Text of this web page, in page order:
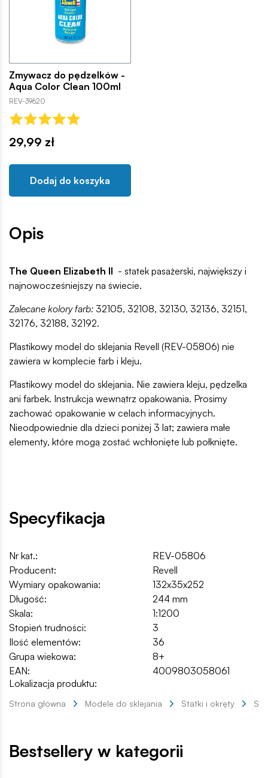
Zmywacz do pędzelków -
Aqua Color Clean 100ml
REV-39620
29,99 zł
Dodaj do koszyka
Opis
The Queen Elizabeth II - statek pasażerski, największy i
najnowocześniejszy na świecie.
Zalecane kolory farb: 32105, 32108, 32130, 32136, 32151,
32176, 32188, 32192.
Plastikowy model do sklejania Revell (REV-05806) nie
zawiera w komplecie farb i kleju.
Plastikowy model do sklejania. Nie zawiera kleju, pędzelka
ani farbek. Instrukcja wewnątrz opakowania. Prosimy
zachować opakowanie w celach informacyjnych.
Nieodpowiednie dla dzieci poniżej 3 lat; zawiera małe
elementy, które mogą zostać wchłonięte lub połknięte.
Specyfikacja
Nr kat.:
REV-05806
Producent:
Revell
Wymiary opakowania:
132x35x252
Długość:
244 mm
Skala:
1:1200
Stopień trudności:
3
Ilość elementów:
36
Grupa wiekowa:
8+
EAN:
4009803058061
Lokalizacja produktu:
Strona główna Modele do sklejania Statki i okręty
Bestsellery w kategorii